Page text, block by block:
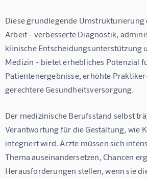
Diese grundlegende Umstrukturierung
Arbeit - verbesserte Diagnostik,
klinische Entscheidungsunterstützung
Medizin - bietet erhebliches Potenzial
Patientenergebnisse, erhöhte
gerechtere Gesundheitsversorgung.
Der medizinische Berufsstand selbst
Verantwortung für die Gestaltung, wie
integriert wird. Ärzte müssen sich
Thema auseinandersetzen, Chancen
Herausforderungen stellen, wenn sie